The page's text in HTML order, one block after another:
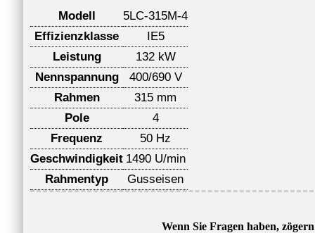
Modell
5LC-315M-4
Effizienzklasse
IE5
Leistung
132 kW
Nennspannung
400/690 V
Rahmen
315 mm
Pole
4
Frequenz
50 Hz
Geschwindigkeit 1490 U/min
Rahmentyp
Gusseisen
Wenn Sie Fragen haben,